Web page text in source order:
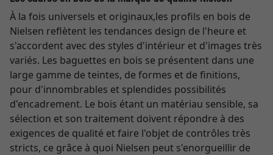
À la fois universels et originaux,les profils en bois de
Nielsen reflètent les tendances design de l'heure et
s'accordent avec des styles d'intérieur et d'images très
variés. Les baguettes en bois se présentent dans une
large gamme de teintes, de formes et de finitions,
pour d'innombrables et splendides possibilités
d'encadrement. Le bois étant un matériau sensible, sa
sélection et son traitement doivent répondre à des
exigences de qualité et faire l'objet de contrôles très
stricts, ce grâce à quoi Nielsen peut s'enorgueillir de